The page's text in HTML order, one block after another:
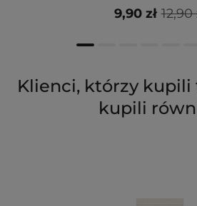
12,90
9,90 zł
Klienci, którzy
kupili